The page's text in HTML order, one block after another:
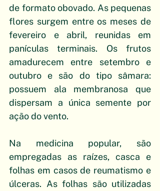
de formato obovado. As pequenas
flores surgem entre os meses de
fevereiro e abril, reunidas em
panículas terminais. Os frutos
amadurecem entre setembro e
outubro e são do tipo sâmara:
possuem ala membranosa que
dispersam a única semente por
ação do vento.
Na medicina popular, são
empregadas as raízes, casca e
folhas em casos de reumatismo e
úlceras. As folhas são utilizadas